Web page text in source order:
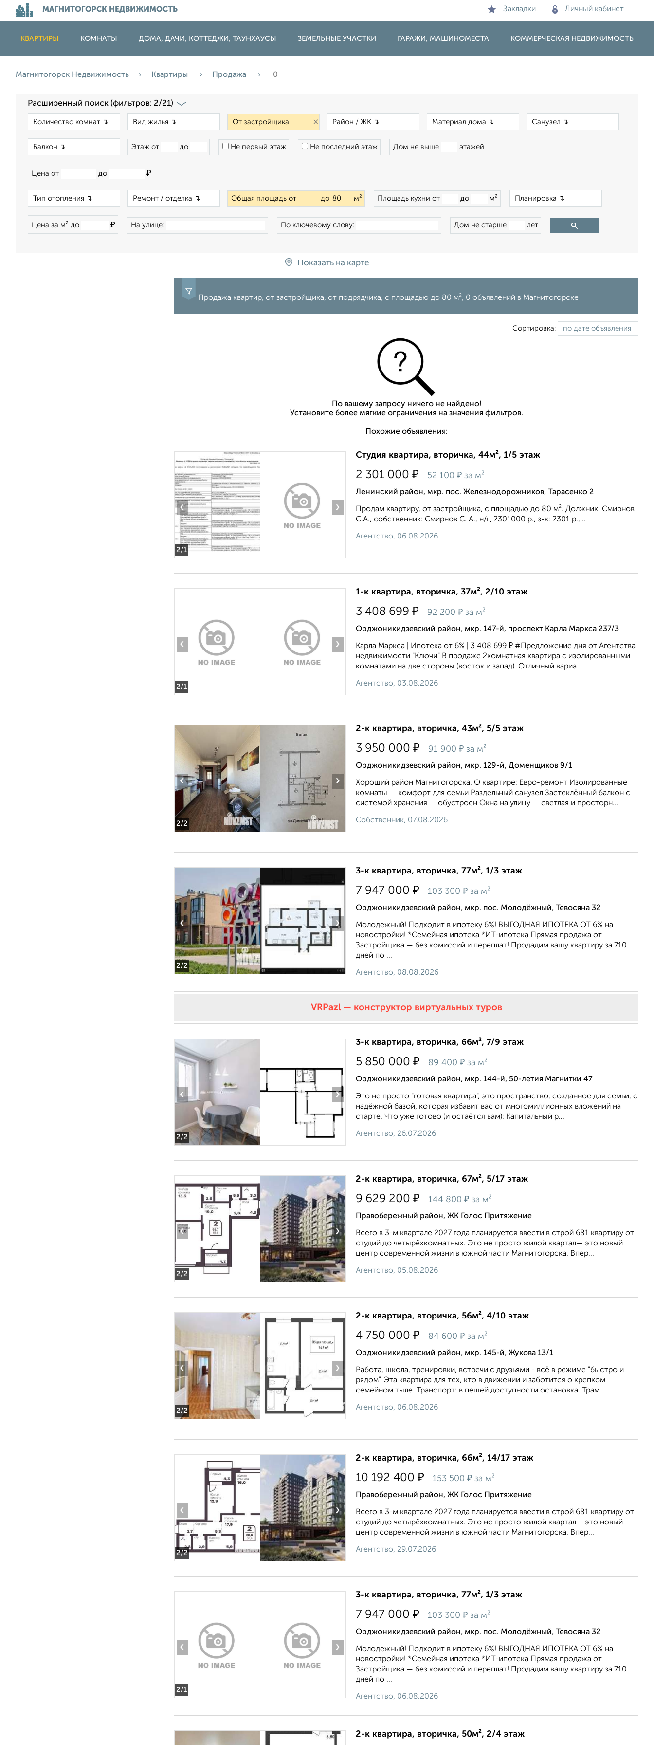
МАГНИТОГОРСК НЕДВИЖИМОСТЬ Закладки Личный кабинет
КВАРТИРЫ КОМНАТЫ ДОМА, ДАЧИ, КОТТЕДЖИ, ТАУНХАУСЫ ЗЕМЕЛЬНЫЕ УЧАСТКИ ГАРАЖИ, МАШИНОМЕСТА КОММЕРЧЕСКАЯ НЕДВИЖИМОСТЬ
Магнитогорск Недвижимость Квартиры Продажа 0
Расширенный поиск (фильтров: 2/21)
×
Этаж от до Не первый этаж Не последний этаж Дом не выше этажей
Цена от до ₽
Общая площадь от до м² Площадь кухни от до м²
Цена за м² до ₽ На улице: По ключевому слову: Дом не старше лет
Показать на карте
Продажа квартир, от застройщика, от подрядчика, c площадью до 80 м², 0 объявлений в Магнитогорске
Сортировка:
По вашему запросу ничего не найдено!
Установите более мягкие ограничения на значения фильтров.
Похожие объявления:
2/1
‹ ›
Студия квартира, вторичка, 44м², 1/5 этаж
2 301 000 ₽ 52 100 ₽ за м²
Ленинский район, мкр. пос. Железнодорожников, Тарасенко 2
Продам квартиру, от застройщика, c площадью до 80 м². Должник: Смирнов
С.А., собственник: Смирнов С. А., н/ц 2301000 р., з-к: 2301 р.,...
Агентство, 06.08.2026
2/1
‹ ›
1-к квартира, вторичка, 37м², 2/10 этаж
3 408 699 ₽ 92 200 ₽ за м²
Орджоникидзевский район, мкр. 147-й, проспект Карла Маркса 237/3
Карла Маркса | Ипотека от 6% | 3 408 699 ₽ #Предложение дня от Агентства
недвижимости "Ключи" В продаже 2комнатная квартира с изолированными
комнатами на две стороны (восток и запад). Отличный вариа...
Агентство, 03.08.2026
2/2
‹ ›
2-к квартира, вторичка, 43м², 5/5 этаж
3 950 000 ₽ 91 900 ₽ за м²
Орджоникидзевский район, мкр. 129-й, Доменщиков 9/1
Хороший район Магнитогорска. О квартире: Евро-ремонт Изолированные
комнаты — комфорт для семьи Раздельный санузел Застеклённый балкон с
системой хранения — обустроен Окна на улицу — светлая и просторн...
Собственник, 07.08.2026
2/2
‹ ›
3-к квартира, вторичка, 77м², 1/3 этаж
7 947 000 ₽ 103 300 ₽ за м²
Орджоникидзевский район, мкр. пос. Молодёжный, Тевосяна 32
Молодежный! Подходит в ипотеку 6%! ВЫГОДНАЯ ИПОТЕКА ОТ 6% на
новостройки! *Семейная ипотека *ИТ-ипотека Прямая продажа от
Застройщика — без комиссий и переплат! Продадим вашу квартиру за 710
дней по ...
Агентство, 08.08.2026
VRPazl — конструктор виртуальных туров
2/2
‹ ›
3-к квартира, вторичка, 66м², 7/9 этаж
5 850 000 ₽ 89 400 ₽ за м²
Орджоникидзевский район, мкр. 144-й, 50-летия Магнитки 47
Это не просто "готовая квартира", это пространство, созданное для семьи, с
надёжной базой, которая избавит вас от многомиллионных вложений на
старте. Что уже готово (и остаётся вам): Капитальный р...
Агентство, 26.07.2026
2/2
‹ ›
2-к квартира, вторичка, 67м², 5/17 этаж
9 629 200 ₽ 144 800 ₽ за м²
Правобережный район, ЖК Голос Притяжение
Всего в 3-м квартале 2027 года планируется ввести в строй 681 квартиру от
студий до четырёхкомнатных. Это не просто жилой квартал— это новый
центр современной жизни в южной части Магнитогорска. Впер...
Агентство, 05.08.2026
2/2
‹ ›
2-к квартира, вторичка, 56м², 4/10 этаж
4 750 000 ₽ 84 600 ₽ за м²
Орджоникидзевский район, мкр. 145-й, Жукова 13/1
Работа, школа, тренировки, встречи с друзьями - всё в режиме "быстро и
рядом". Эта квартира для тех, кто в движении и заботится о крепком
семейном тыле. Транспорт: в пешей доступности остановка. Трам...
Агентство, 06.08.2026
2/2
‹ ›
2-к квартира, вторичка, 66м², 14/17 этаж
10 192 400 ₽ 153 500 ₽ за м²
Правобережный район, ЖК Голос Притяжение
Всего в 3-м квартале 2027 года планируется ввести в строй 681 квартиру от
студий до четырёхкомнатных. Это не просто жилой квартал— это новый
центр современной жизни в южной части Магнитогорска. Впер...
Агентство, 29.07.2026
2/1
‹ ›
3-к квартира, вторичка, 77м², 1/3 этаж
7 947 000 ₽ 103 300 ₽ за м²
Орджоникидзевский район, мкр. пос. Молодёжный, Тевосяна 32
Молодежный! Подходит в ипотеку 6%! ВЫГОДНАЯ ИПОТЕКА ОТ 6% на
новостройки! *Семейная ипотека *ИТ-ипотека Прямая продажа от
Застройщика — без комиссий и переплат! Продадим вашу квартиру за 710
дней по ...
Агентство, 06.08.2026
2-к квартира, вторичка, 50м², 2/4 этаж